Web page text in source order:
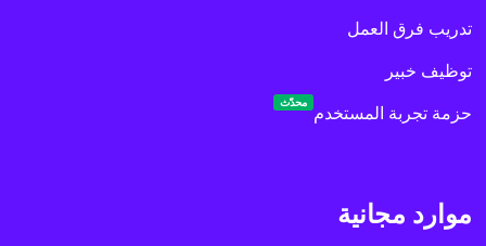
تدريب فرق العمل
توظيف خبير
حزمة تجربة المستخدم
محدّث
موارد مجانية